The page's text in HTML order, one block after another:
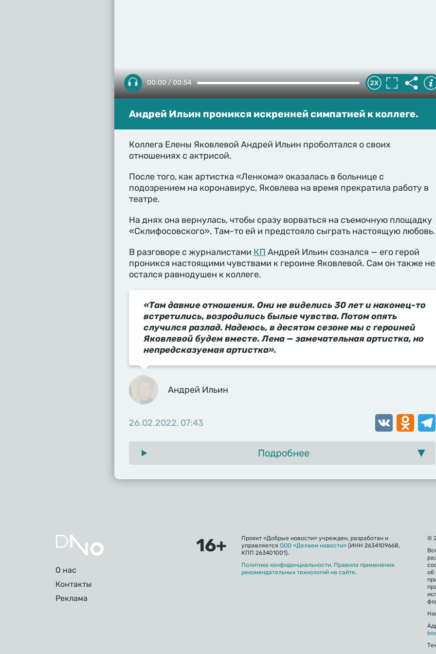
00:00 / 00:54
Андрей Ильин проникся искренней симпатией к коллеге.
Коллега Елены Яковлевой Андрей Ильин проболтался о своих
отношениях с актрисой.
После того, как артистка «Ленкома» оказалась в больнице с
подозрением на коронавирус, Яковлева на время прекратила работу в
театре.
На днях она вернулась, чтобы сразу ворваться на съемочную площадку
«Склифосовского». Там-то ей и предстояло сыграть настоящую любовь.
В разговоре с журналистами КП Андрей Ильин сознался — его герой
проникся настоящими чувствами к героине Яковлевой. Сам он также не
остался равнодушен к коллеге.
«Там давние отношения. Они не виделись 30 лет и наконец-то
встретились, возродились былые чувства. Потом опять
случился разлад. Надеюсь, в десятом сезоне мы с героиней
Яковлевой будем вместе. Лена — замечательная артистка, но
непредсказуемая артистка».
Андрей Ильин
26.02.2022, 07:43 VK
Подробнее
Подвал
О нас
Контакты
Реклама
Проект «Добрые новости» учрежден, разработан и
управляется ООО «Делаем новости» (ИНН 2634109668,
КПП 263401001).
Политика конфиденциальности. Правила применения
рекомендательных технологий на сайте.
©
об